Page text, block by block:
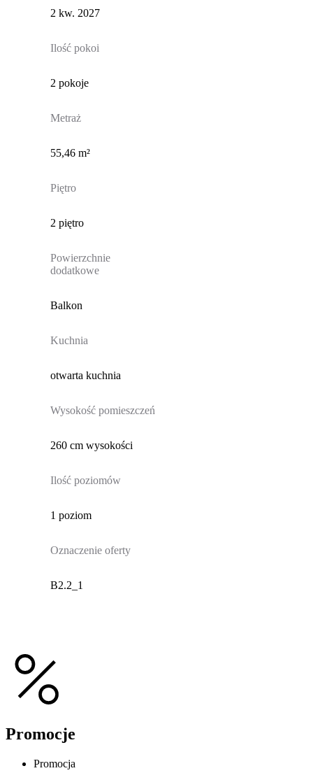
2 kw. 2027
Ilość pokoi
2 pokoje
Metraż
55,46 m²
Piętro
2 piętro
Powierzchnie
dodatkowe
Balkon
Kuchnia
otwarta kuchnia
Wysokość pomieszczeń
260 cm wysokości
Ilość poziomów
1 poziom
Oznaczenie oferty
B2.2_1
Promocje
Promocja